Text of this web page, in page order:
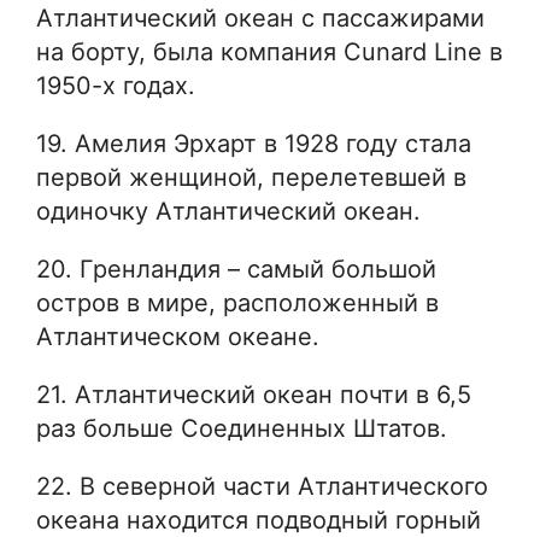
Атлантический океан с пассажирами
на борту, была компания Cunard Line в
1950-х годах.
19. Амелия Эрхарт в 1928 году стала
первой женщиной, перелетевшей в
одиночку Атлантический океан.
20. Гренландия – самый большой
остров в мире, расположенный в
Атлантическом океане.
21. Атлантический океан почти в 6,5
раз больше Соединенных Штатов.
22. В северной части Атлантического
океана находится подводный горный